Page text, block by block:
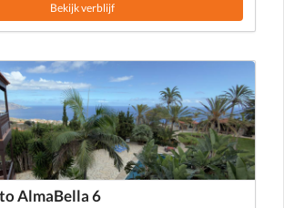
Bekijk verblijf
AlmaBella 6